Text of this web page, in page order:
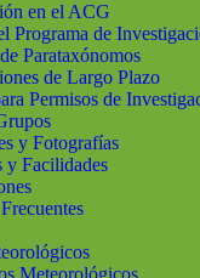
en el ACG
Programa de
Parataxónomos
de Largo Plazo
Permisos de
y Fotografías
y Facilidades